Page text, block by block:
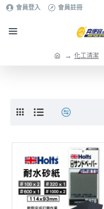
會員登入 會員註冊
化工清潔